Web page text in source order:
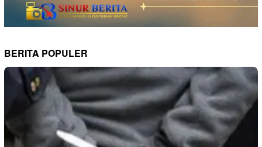
BERITA POPULER